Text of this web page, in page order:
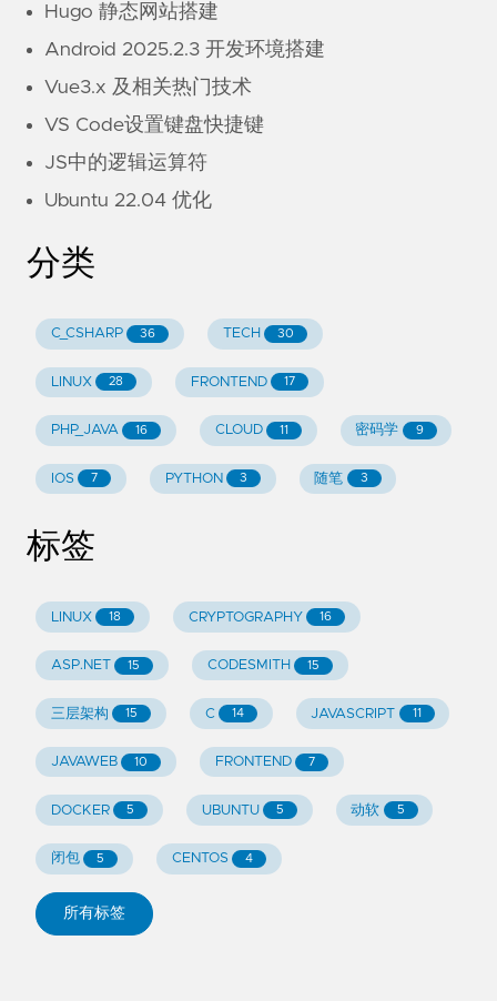
Hugo 静态网站搭建
Android 2025.2.3 开发环境搭建
Vue3.x 及相关热门技术
VS Code设置键盘快捷键
JS中的逻辑运算符
Ubuntu 22.04 优化
分类
C_CSHARP 36 TECH 30
LINUX 28 FRONTEND 17
PHP_JAVA 16 CLOUD 11 密码学 9
IOS 7 PYTHON 3 随笔 3
标签
LINUX 18 CRYPTOGRAPHY 16
ASP.NET 15 CODESMITH 15
三层架构 15 C 14 JAVASCRIPT 11
JAVAWEB 10 FRONTEND 7
DOCKER 5 UBUNTU 5 动软 5
闭包 5 CENTOS 4
所有标签